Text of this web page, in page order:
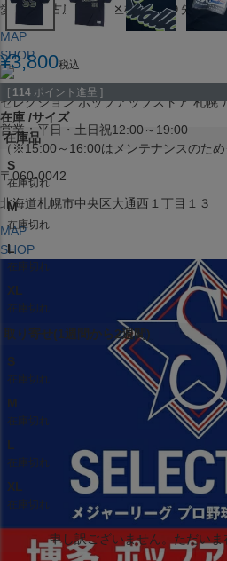
愛知県名古屋市中村区椿町６−９先
MAP
SHOP
セレクション ポップアップストア 札幌
営業：平日・土日祝12:00～19:00
（※15:00～16:00はメンテナンスのため
〒060-0042
北海道札幌市中央区大通西１丁目１３
MAP
SHOP
¥3,800税込
[ 114 ポイント進呈 ]
在庫 サイズ
在庫品
S
在庫切れ
M
在庫切れ
L
在庫切れ
XL
在庫切れ
取り寄せ(1週間から2週間)
S
在庫切れ
M
在庫切れ
L
在庫切れ
XL
在庫切れ
申し訳ございません。ただいま